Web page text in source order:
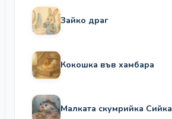
Зайко драг
Кокошка във хамбара
Малката скумрийка Сийка